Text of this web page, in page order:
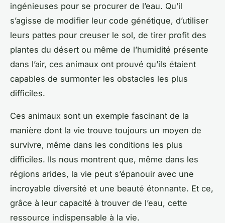
ingénieuses pour se procurer de l’eau. Qu’il
s’agisse de modifier leur code génétique, d’utiliser
leurs pattes pour creuser le sol, de tirer profit des
plantes du désert ou même de l’humidité présente
dans l’air, ces animaux ont prouvé qu’ils étaient
capables de surmonter les obstacles les plus
difficiles.
Ces animaux sont un exemple fascinant de la
manière dont la vie trouve toujours un moyen de
survivre, même dans les conditions les plus
difficiles. Ils nous montrent que, même dans les
régions arides, la vie peut s’épanouir avec une
incroyable diversité et une beauté étonnante. Et ce,
grâce à leur capacité à trouver de l’eau, cette
ressource indispensable à la vie.